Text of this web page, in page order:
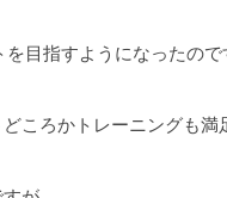
目指すようになったので
ころかトレーニングも